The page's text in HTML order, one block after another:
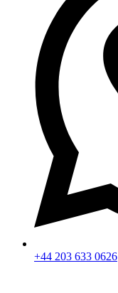
+44 203 633 0626